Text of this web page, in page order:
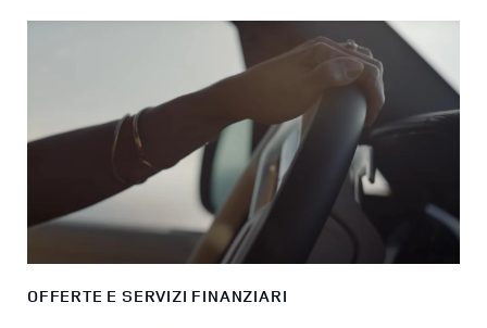
OFFERTE E SERVIZI FINANZIARI